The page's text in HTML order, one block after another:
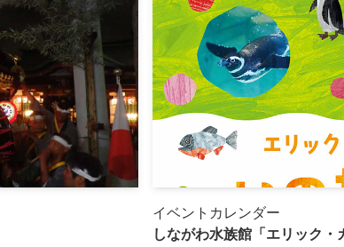
イベントカレンダー
しながわ水族館「エリック